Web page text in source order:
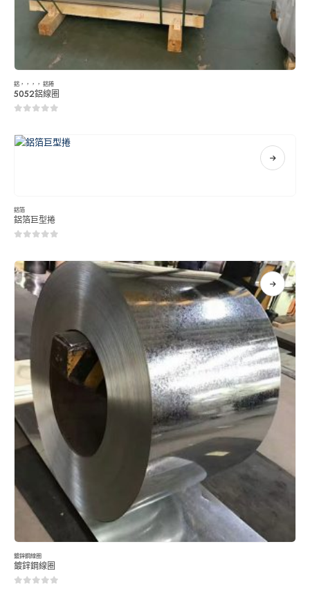
鋁 ，，，， 鋁捲
5052鋁線圈
鋁箔
鋁箔巨型捲
鍍鋅鋼線圈
鍍鋅鋼線圈